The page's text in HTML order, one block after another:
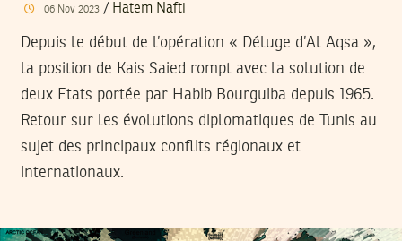
06 Nov 2023/ Hatem Nafti
Depuis le début de l’opération « Déluge d’Al Aqsa »,
la position de Kais Saied rompt avec la solution de
deux Etats portée par Habib Bourguiba depuis 1965.
Retour sur les évolutions diplomatiques de Tunis au
sujet des principaux conflits régionaux et
internationaux.